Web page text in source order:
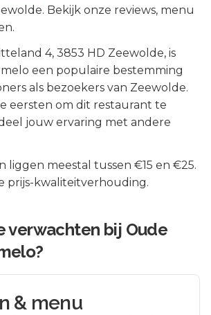
Bekijk onze reviews, menu
4, 3853 HD Zeewolde, is
een populaire bestemming
als bezoekers van Zeewolde.
eersten om dit restaurant te
jouw ervaring met andere
liggen meestal tussen €15 en €25.
prijs-kwaliteitverhouding.
verwachten bij Oude
?
& menu